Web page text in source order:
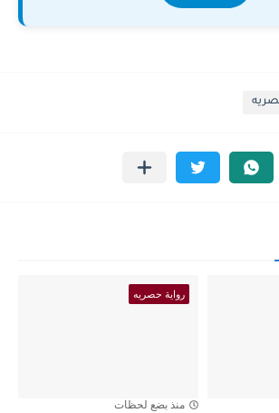
رواية حصريه
منذ بضع لحظات